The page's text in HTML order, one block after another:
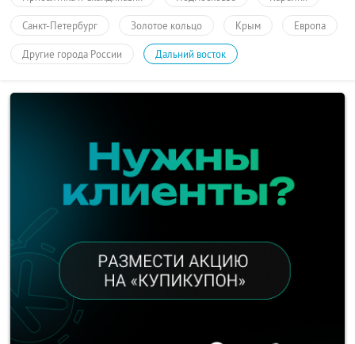
Санкт-Петербург Золотое кольцо Крым Европа
Другие города России Дальний восток